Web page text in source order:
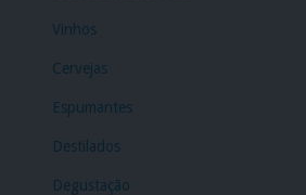
Vinhos
Cervejas
Espumantes
Destilados
Degustação